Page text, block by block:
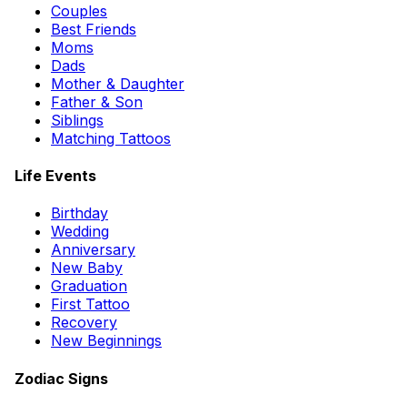
Couples
Best Friends
Moms
Dads
Mother & Daughter
Father & Son
Siblings
Matching Tattoos
Life Events
Birthday
Wedding
Anniversary
New Baby
Graduation
First Tattoo
Recovery
New Beginnings
Zodiac Signs